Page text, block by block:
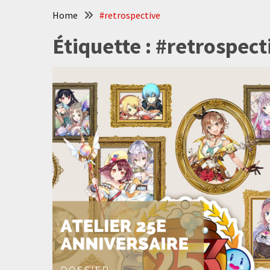
Home #retrospective
Étiquette :